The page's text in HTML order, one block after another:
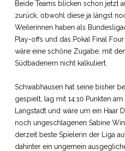
Beide Teams blicken schon jetzt
zurück, obwohl diese ja längst
Weilerinnen haben als
Play-offs und das Pokal Final
wäre eine schöne Zugabe, mit
Südbadenern nicht kalkuliert.
Schwabhausen hat seine bisher
gespielt, lag mit 14:10 Punkten
Langstadt und wäre um ein Haar
noch ungeschlagenen Sabine
derzeit beste Spielerin der Liga
dahinter ein ungemein